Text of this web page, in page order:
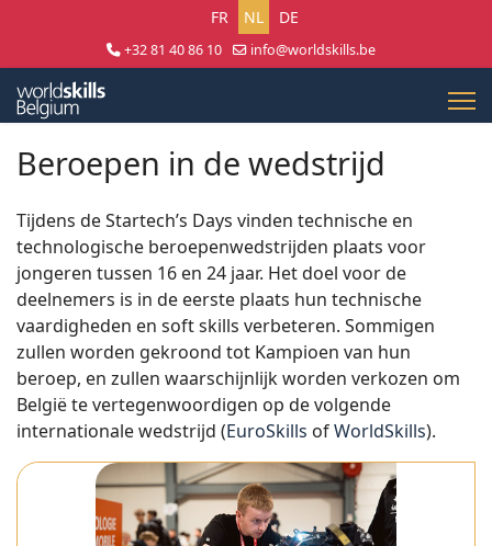
Selecteer uw taal
FR NL DE
+32 81 40 86 10
info@worldskills.be
Beroepen in de wedstrijd
Tijdens de Startech’s Days vinden technische en
technologische beroepenwedstrijden plaats voor
jongeren tussen 16 en 24 jaar. Het doel voor de
deelnemers is in de eerste plaats hun technische
vaardigheden en soft skills verbeteren. Sommigen
zullen worden gekroond tot Kampioen van hun
beroep, en zullen waarschijnlijk worden verkozen om
België te vertegenwoordigen op de volgende
internationale wedstrijd (EuroSkills ofWorldSkills).